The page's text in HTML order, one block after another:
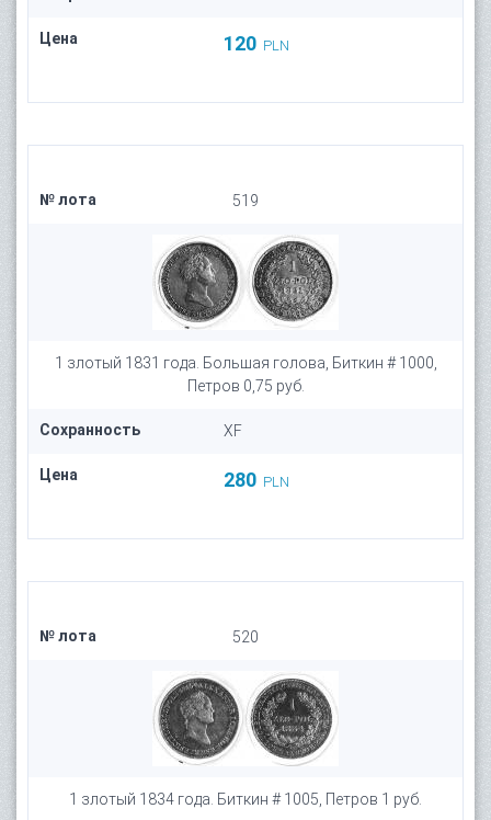
Цена 120 PLN
№ лота 519
1 злотый 1831 года. Большая голова, Биткин # 1000,
Петров 0,75 руб.
Сохранность XF
Цена 280 PLN
№ лота 520
1 злотый 1834 года. Биткин # 1005, Петров 1 руб.